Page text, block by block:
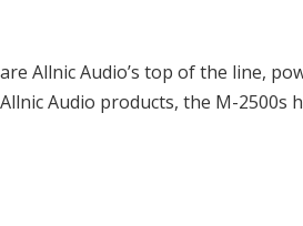
Allnic Audio’s top of the line,
Audio products, the M-2500s